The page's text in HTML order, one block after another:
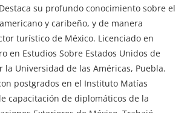
su profundo conocimiento sobre el
y caribeño, y de manera
turístico de México. Licenciado en
en Estudios Sobre Estados Unidos de
la Universidad de las Américas, Puebla.
postgrados en el Instituto Matías
capacitación de diplomáticos de la